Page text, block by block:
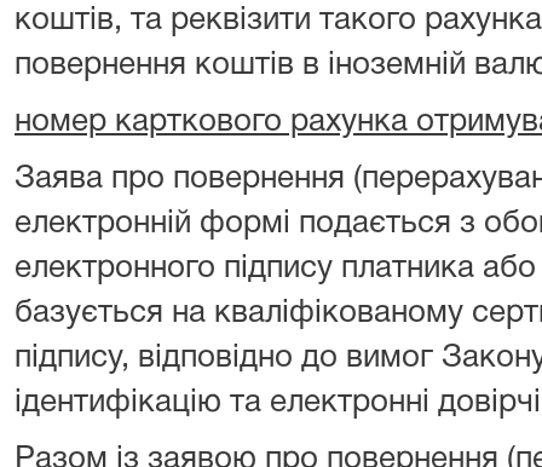
коштів, та реквізити такого
повернення коштів в іноземній
номер карткового рахунка
Заява про повернення
електронній формі подається з
електронного підпису платника
базується на кваліфікованому
підпису, відповідно до вимог
ідентифікацію та електронні
Разом із заявою про повернення